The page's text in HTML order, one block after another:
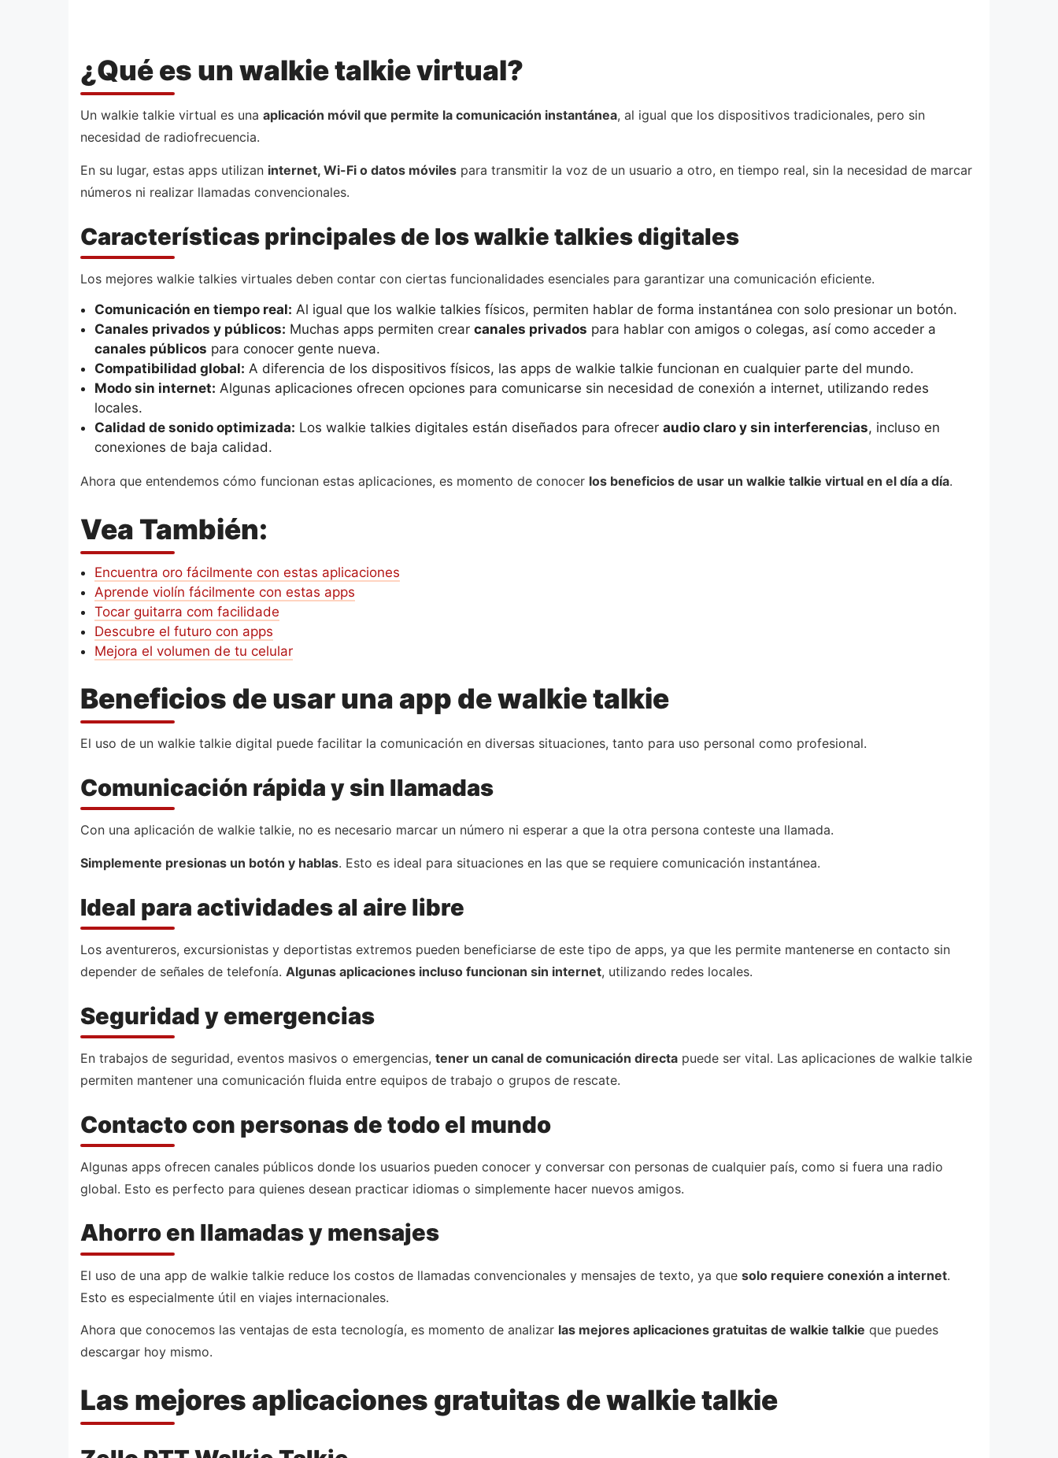
¿Qué es un walkie talkie virtual?
Un walkie talkie virtual es una aplicación móvil que permite la comunicación instantánea, al igual que los dispositivos tradicionales, pero sin
necesidad de radiofrecuencia.
En su lugar, estas apps utilizan internet, Wi-Fi o datos móviles para transmitir la voz de un usuario a otro, en tiempo real, sin la necesidad de marcar
números ni realizar llamadas convencionales.
Características principales de los walkie talkies digitales
Los mejores walkie talkies virtuales deben contar con ciertas funcionalidades esenciales para garantizar una comunicación eficiente.
Comunicación en tiempo real: Al igual que los walkie talkies físicos, permiten hablar de forma instantánea con solo presionar un botón.
Canales privados y públicos: Muchas apps permiten crear canales privados para hablar con amigos o colegas, así como acceder a
canales públicos para conocer gente nueva.
Compatibilidad global: A diferencia de los dispositivos físicos, las apps de walkie talkie funcionan en cualquier parte del mundo.
Modo sin internet: Algunas aplicaciones ofrecen opciones para comunicarse sin necesidad de conexión a internet, utilizando redes
locales.
Calidad de sonido optimizada: Los walkie talkies digitales están diseñados para ofrecer audio claro y sin interferencias, incluso en
conexiones de baja calidad.
Ahora que entendemos cómo funcionan estas aplicaciones, es momento de conocer los beneficios de usar un walkie talkie virtual en el día a día.
Vea También:
Encuentra oro fácilmente con estas aplicaciones
Aprende violín fácilmente con estas apps
Tocar guitarra com facilidade
Descubre el futuro con apps
Mejora el volumen de tu celular
Beneficios de usar una app de walkie talkie
El uso de un walkie talkie digital puede facilitar la comunicación en diversas situaciones, tanto para uso personal como profesional.
Comunicación rápida y sin llamadas
Con una aplicación de walkie talkie, no es necesario marcar un número ni esperar a que la otra persona conteste una llamada.
Simplemente presionas un botón y hablas. Esto es ideal para situaciones en las que se requiere comunicación instantánea.
Ideal para actividades al aire libre
Los aventureros, excursionistas y deportistas extremos pueden beneficiarse de este tipo de apps, ya que les permite mantenerse en contacto sin
depender de señales de telefonía. Algunas aplicaciones incluso funcionan sin internet, utilizando redes locales.
Seguridad y emergencias
En trabajos de seguridad, eventos masivos o emergencias, tener un canal de comunicación directa puede ser vital. Las aplicaciones de walkie talkie
permiten mantener una comunicación fluida entre equipos de trabajo o grupos de rescate.
Contacto con personas de todo el mundo
Algunas apps ofrecen canales públicos donde los usuarios pueden conocer y conversar con personas de cualquier país, como si fuera una radio
global. Esto es perfecto para quienes desean practicar idiomas o simplemente hacer nuevos amigos.
Ahorro en llamadas y mensajes
El uso de una app de walkie talkie reduce los costos de llamadas convencionales y mensajes de texto, ya que solo requiere conexión a internet.
Esto es especialmente útil en viajes internacionales.
Ahora que conocemos las ventajas de esta tecnología, es momento de analizar las mejores aplicaciones gratuitas de walkie talkie que puedes
descargar hoy mismo.
Las mejores aplicaciones gratuitas de walkie talkie